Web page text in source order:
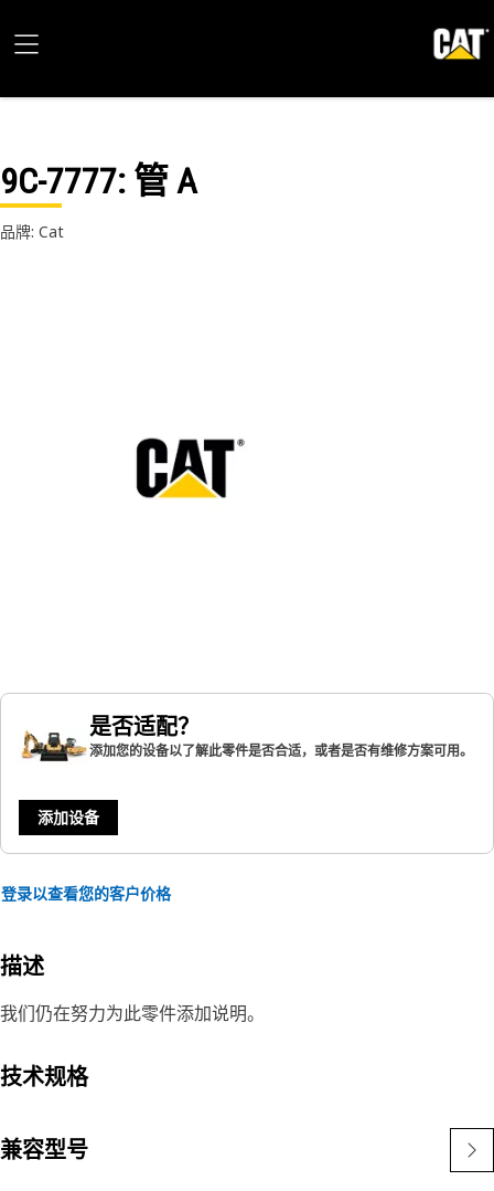
9C-7777: 管 A
品牌: Cat
是否适配？
添加您的设备以了解此零件是否合适，或者是否有维修方案可用。
添加设备
登录以查看您的客户价格
描述
我们仍在努力为此零件添加说明。
技术规格
兼容型号